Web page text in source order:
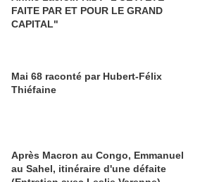
FAITE PAR ET POUR LE GRAND
CAPITAL"
Mai 68 raconté par Hubert-Félix
Thiéfaine
Après Macron au Congo, Emmanuel
au Sahel, itinéraire d'une défaite